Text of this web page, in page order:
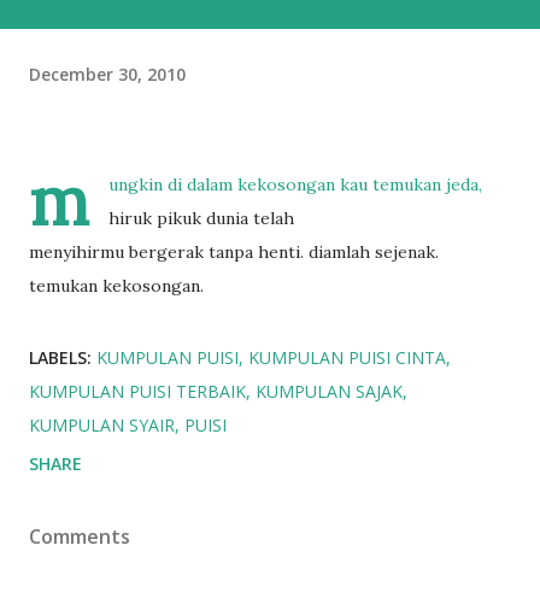
December 30, 2010
m
ungkin di dalam kekosongan kau temukan jeda,
hiruk pikuk dunia telah
menyihirmu bergerak tanpa henti. diamlah sejenak.
temukan kekosongan.
LABELS: KUMPULAN PUISI KUMPULAN PUISI CINTA
KUMPULAN PUISI TERBAIK KUMPULAN SAJAK
KUMPULAN SYAIR PUISI
SHARE
Comments